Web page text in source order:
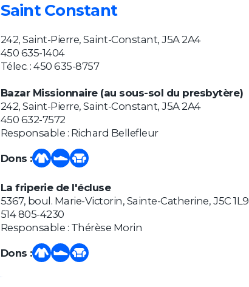
Saint Constant
242, Saint-Pierre, Saint-Constant, J5A 2A4
450 635-1404
Télec. : 450 635-8757
Bazar Missionnaire (au sous-sol du presbytère)
242, Saint-Pierre, Saint-Constant, J5A 2A4
450 632-7572
Responsable : Richard Bellefleur
Dons :
La friperie de l'écluse
5367, boul. Marie-Victorin, Sainte-Catherine, J5C 1L9
514 805-4230
Responsable : Thérèse Morin
Dons :